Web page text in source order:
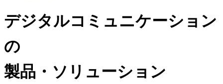
デジタルコミュニケーション
の
製品・ソリューション